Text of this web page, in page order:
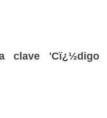
clave 'Cï¿½digo